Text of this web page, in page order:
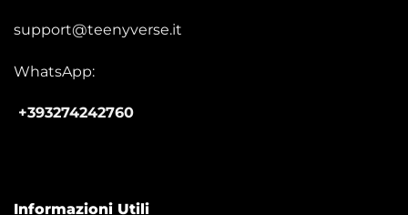
support@teenyverse.it
WhatsApp:
+393274242760
Informazioni Utili